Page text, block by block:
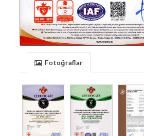
Fotoğraflar